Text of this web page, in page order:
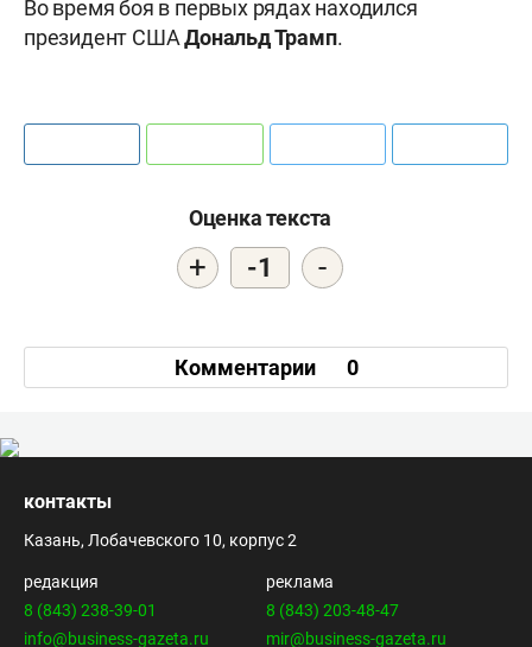
Во время боя в первых рядах находился
президент СШАДональд Трамп.
Оценка текста
+ -1 -
Комментарии 0
контакты
Казань, Лобачевского 10, корпус 2
редакция
8 (843) 238-39-01
info@business-gazeta.ru
реклама
8 (843) 203-48-47
mir@business-gazeta.ru